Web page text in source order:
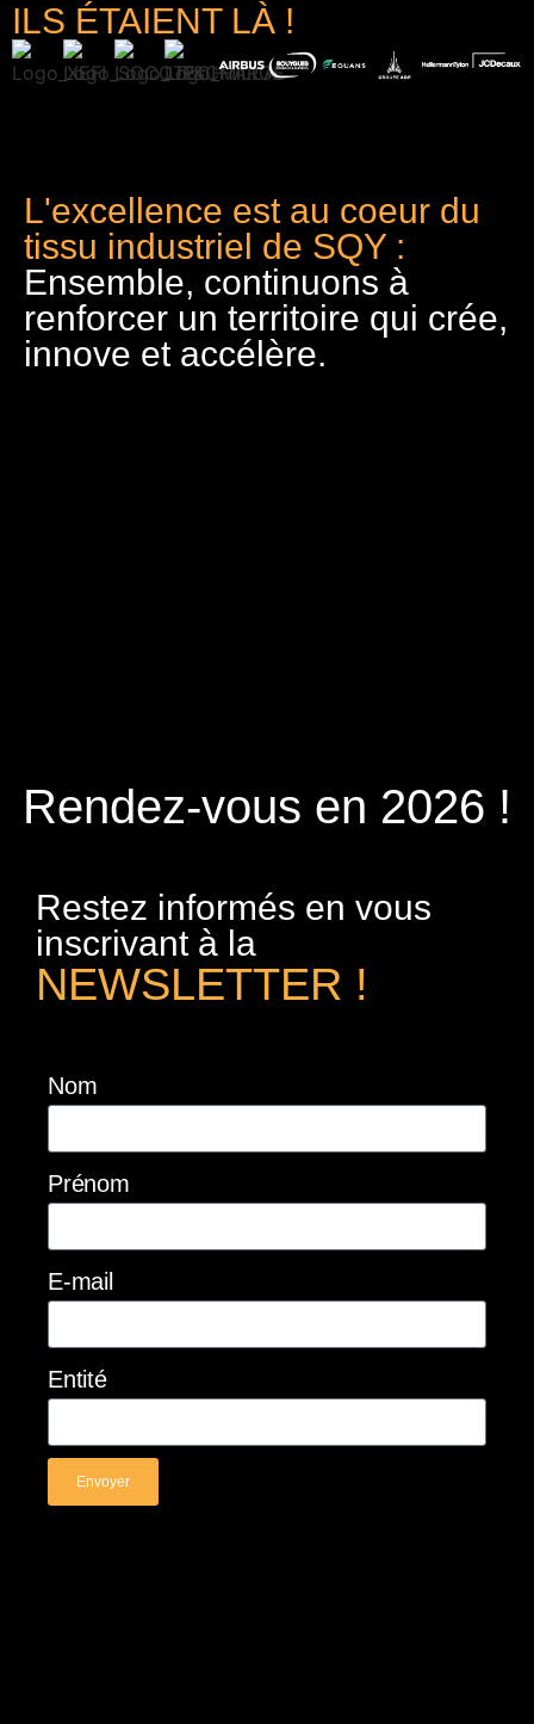
ILS ÉTAIENT LÀ !
L'excellence est au coeur du
tissu industriel de SQY :
Ensemble, continuons à
renforcer un territoire qui crée,
innove et accélère.
Rendez-vous en 2026 !
Restez informés en vous
inscrivant à la
NEWSLETTER !
Nom
Prénom
E-mail
Entité
Envoyer